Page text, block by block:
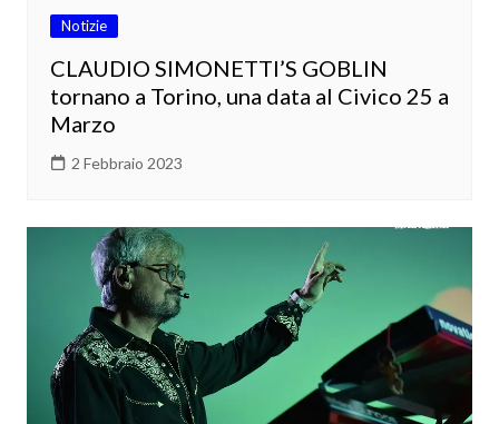
Notizie
CLAUDIO SIMONETTI’S GOBLIN
tornano a Torino, una data al Civico 25 a
Marzo
2 Febbraio 2023